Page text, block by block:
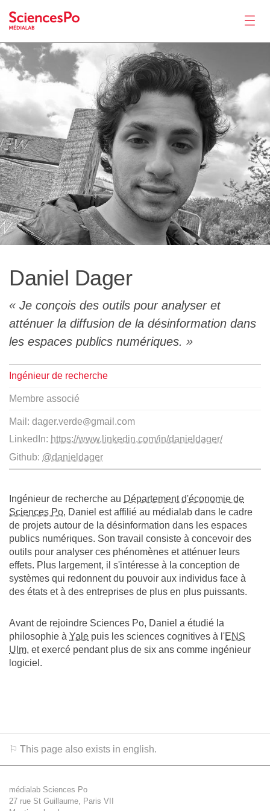
Actualités
Productions
Activités
Outils
Séminaire
Recrutement
L'équipe
Le médialab
FR|EN
Daniel Dager
Daniel Dager
Je conçois des outils pour analyser et
atténuer la diffusion de la désinformation dans
les espaces publics numériques.
Ingénieur de recherche
Membre associé
Mail: dager.verde●gmail.com
LinkedIn: https://www.linkedin.com/in/danieldager/
Github: @danieldager
Ingénieur de recherche au Département d'économie de
Sciences Po, Daniel est affilié au médialab dans le cadre
de projets autour de la désinformation dans les espaces
publics numériques. Son travail consiste à concevoir des
outils pour analyser ces phénomènes et atténuer leurs
effets. Plus largement, il s'intéresse à la conception de
systèmes qui redonnent du pouvoir aux individus face à
des états et à des entreprises de plus en plus puissants.
Avant de rejoindre Sciences Po, Daniel a étudié la
philosophie à Yale puis les sciences cognitives à l'ENS
Ulm, et exercé pendant plus de six ans comme ingénieur
logiciel.
⚐ This page also exists in english.
médialab Sciences Po
27 rue St Guillaume, Paris VII